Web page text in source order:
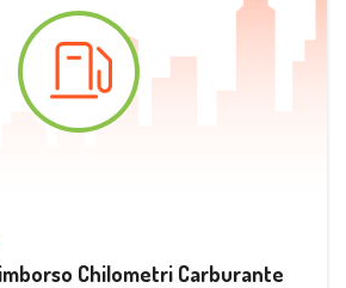
Chilometri Carburante